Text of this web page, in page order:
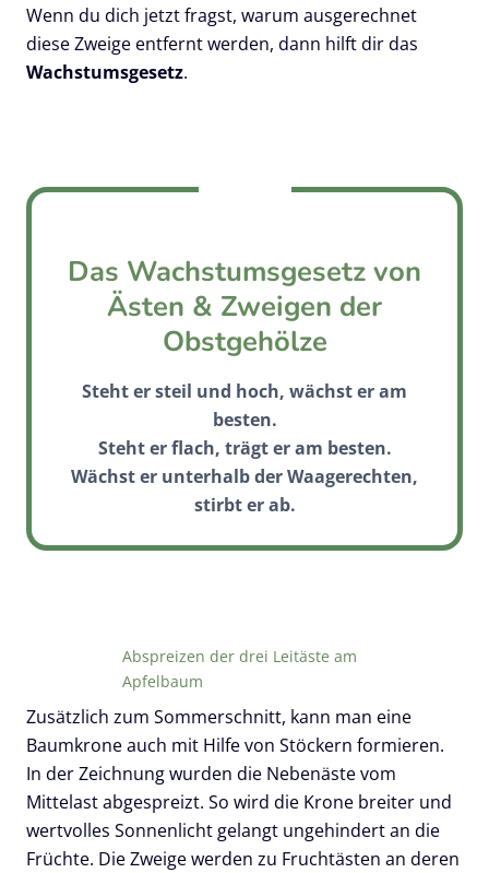
Wenn du dich jetzt fragst, warum ausgerechnet
diese Zweige entfernt werden, dann hilft dir das
Wachstumsgesetz.
Das Wachstumsgesetz von
Ästen & Zweigen der
Obstgehölze
Steht er steil und hoch, wächster am
besten.
Steht er flach, trägter am besten.
Wächst er unterhalb der Waagerechten,
stirbter ab.
Abspreizen der drei Leitäste am
Apfelbaum
Zusätzlich zum Sommerschnitt, kann man eine
Baumkrone auch mit Hilfe von Stöckern formieren.
In der Zeichnung wurden die Nebenäste vom
Mittelast abgespreizt. So wird die Krone breiter und
wertvolles Sonnenlicht gelangt ungehindert an die
Früchte. Die Zweige werden zu Fruchtästen an deren